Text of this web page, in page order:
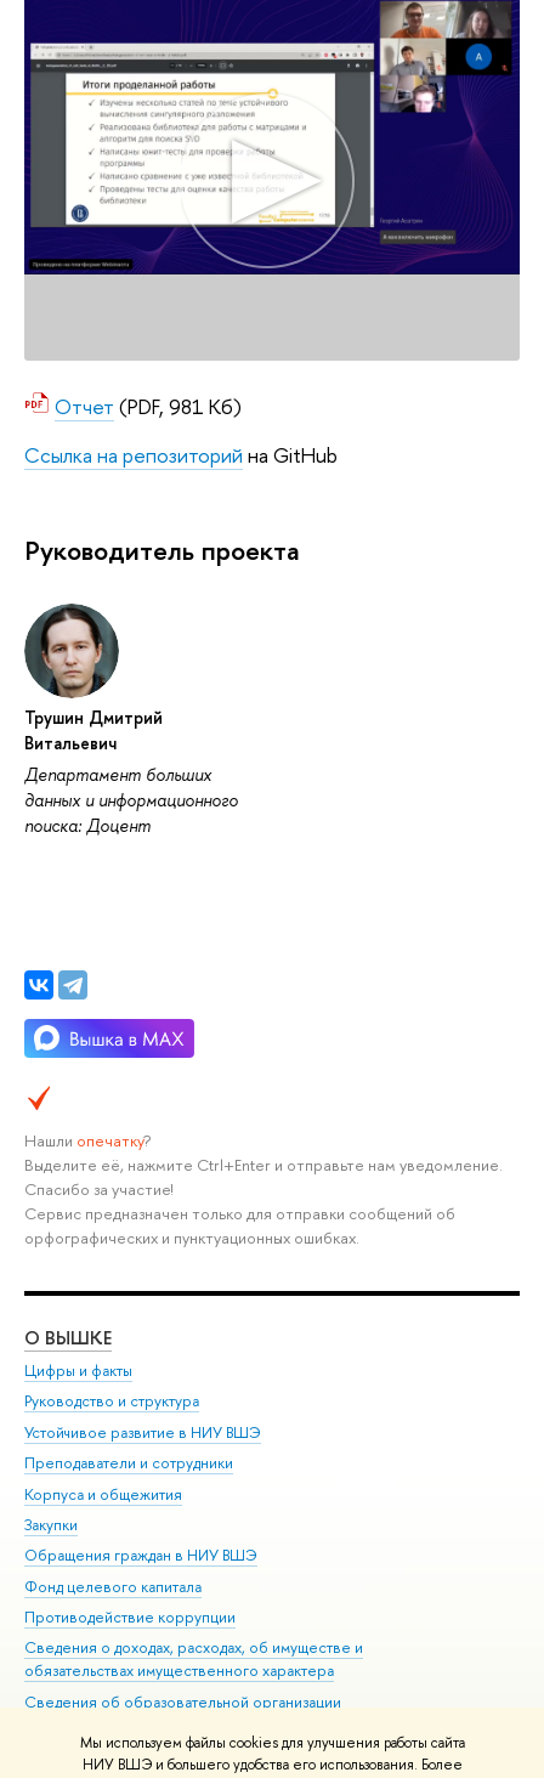
Мы используем файлы cookies для улучшения работы сайта
НИУ ВШЭ и большего удобства его использования. Более
Отчет (PDF, 981 Кб)
Ссылка на репозиторий на GitHub
Руководитель проекта
Трушин Дмитрий
Витальевич
Департамент больших
данных и информационного
поиска: Доцент
Нашли опечатку?
Выделите её, нажмите Ctrl+Enter и отправьте нам уведомление.
Спасибо за участие!
Сервис предназначен только для отправки сообщений об
орфографических и пунктуационных ошибках.
О ВЫШКЕ
Цифры и факты
Руководство и структура
Устойчивое развитие в НИУ ВШЭ
Преподаватели и сотрудники
Корпуса и общежития
Закупки
Обращения граждан в НИУ ВШЭ
Фонд целевого капитала
Противодействие коррупции
Сведения о доходах, расходах, об имуществе и
обязательствах имущественного характера
Сведения об образовательной организации
Людям с ограниченными возможностями здоровья
Единая платежная страница